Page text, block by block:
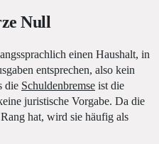
Null
einen Haushalt, in
entsprechen, also kein
die Schuldenbremse ist die
juristische Vorgabe. Da die
hat, wird sie häufig als